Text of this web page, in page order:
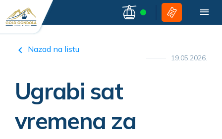
Nazad na listu
19.05.2026.
Ugrabi sat
vremena za